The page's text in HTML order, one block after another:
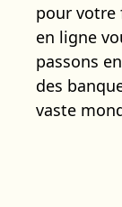
pour votre
en ligne
passons
des
vaste